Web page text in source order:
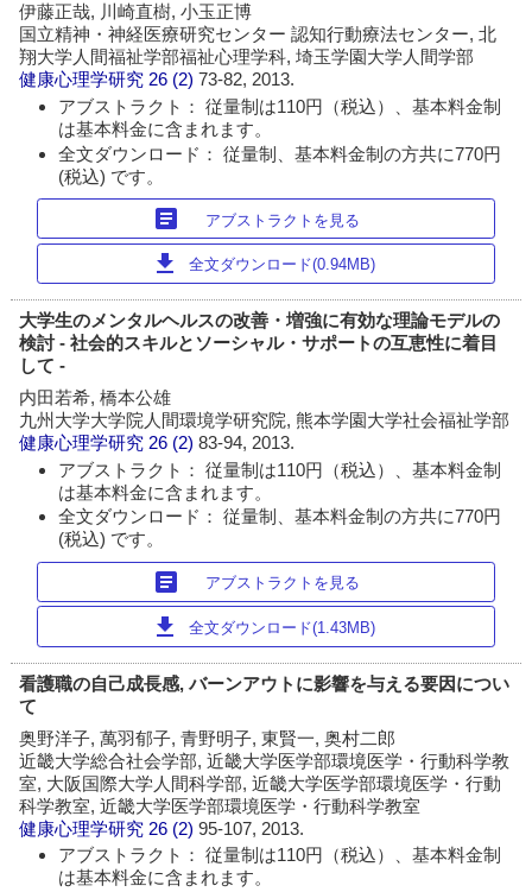
伊藤正哉, 川崎直樹, 小玉正博
国立精神・神経医療研究センター 認知行動療法センター, 北
翔大学人間福祉学部福祉心理学科, 埼玉学園大学人間学部
健康心理学研究 26 (2)73-82, 2013.
アブストラクト： 従量制は110円（税込）、基本料金制
は基本料金に含まれます。
全文ダウンロード： 従量制、基本料金制の方共に770円
(税込) です。
article アブストラクトを見る
download 全文ダウンロード(0.94MB)
大学生のメンタルヘルスの改善・増強に有効な理論モデルの
検討 - 社会的スキルとソーシャル・サポートの互恵性に着目
して -
内田若希, 橋本公雄
九州大学大学院人間環境学研究院, 熊本学園大学社会福祉学部
健康心理学研究 26 (2)83-94, 2013.
アブストラクト： 従量制は110円（税込）、基本料金制
は基本料金に含まれます。
全文ダウンロード： 従量制、基本料金制の方共に770円
(税込) です。
article アブストラクトを見る
download 全文ダウンロード(1.43MB)
看護職の自己成長感, バーンアウトに影響を与える要因につい
て
奥野洋子, 萬羽郁子, 青野明子, 東賢一, 奥村二郎
近畿大学総合社会学部, 近畿大学医学部環境医学・行動科学教
室, 大阪国際大学人間科学部, 近畿大学医学部環境医学・行動
科学教室, 近畿大学医学部環境医学・行動科学教室
健康心理学研究 26 (2)95-107, 2013.
アブストラクト： 従量制は110円（税込）、基本料金制
は基本料金に含まれます。